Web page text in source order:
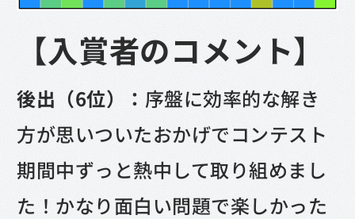
【入賞者のコメント】
後出（6位）： 序盤に効率的な解き
方が思いついたおかげでコンテスト
期間中ずっと熱中して取り組めまし
た！かなり面白い問題で楽しかった